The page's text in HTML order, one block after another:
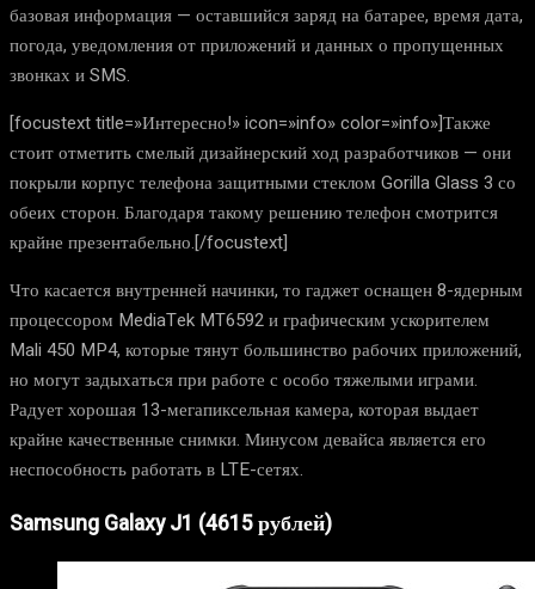
базовая информация — оставшийся заряд на батарее, время дата,
погода, уведомления от приложений и данных о пропущенных
звонках и SMS.
[focustext title=»Интересно!» icon=»info» color=»info»]Также
стоит отметить смелый дизайнерский ход разработчиков — они
покрыли корпус телефона защитными стеклом Gorilla Glass 3 со
обеих сторон. Благодаря такому решению телефон смотрится
крайне презентабельно.[/focustext]
Что касается внутренней начинки, то гаджет оснащен 8-ядерным
процессором MediaTek MT6592 и графическим ускорителем
Mali 450 MP4, которые тянут большинство рабочих приложений,
но могут задыхаться при работе с особо тяжелыми играми.
Радует хорошая 13-мегапиксельная камера, которая выдает
крайне качественные снимки. Минусом девайса является его
неспособность работать в LTE-сетях.
Samsung Galaxy J1 (4615 рублей)